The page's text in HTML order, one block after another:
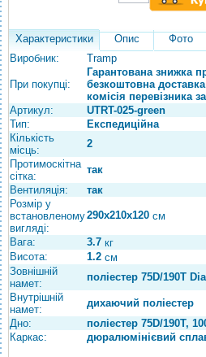
Характеристики Опис Фото
Виробник:
Tramp
При покупці:
Гарантована знижка
безкоштовна
комісія перевізника
Артикул:
UTRT-025-green
Тип:
Експедиційна
Кількість
місць:
2
Протимоскітна
сітка:
так
Вентиляція:
так
Розмір у
встановленому
вигляді:
290х210х120 см
Вага: 3.7 кг
Висота:
1.2 см
Зовнішній
намет:
поліестер 75D/190T
Внутрішній
намет:
дихаючий поліестер
Дно:
поліестер 75D/190T,
Каркас:
дюралюмінієвий